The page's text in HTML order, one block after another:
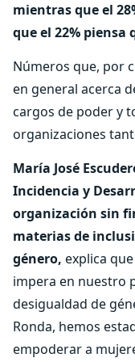
mientras que el
que el 22% piensa
Números que, por
en general acerca
cargos de poder y
organizaciones
María José
Incidencia y
organización sin
materias de
género, explica
impera en nuestro
desigualdad de
Ronda, hemos
empoderar a